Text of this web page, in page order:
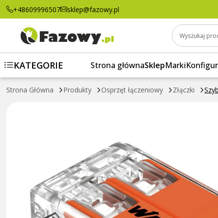
+48609996507 sklep@fazowy.pl
Wyszukaj
KATEGORIE Strona głównaSklepMarki
Strona Główna Produkty Osprzęt łączeniowy Złączki
Szybkozłączka WAGO COMPACT 2x4